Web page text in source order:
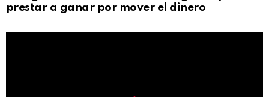
prestar a ganar por mover el dinero